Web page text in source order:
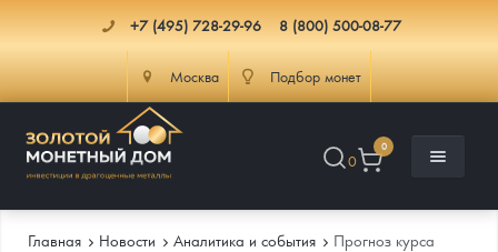
+7 (495) 728-29-96 8 (800) 500-08-77
Москва Подбор монет
0
0
Главная Новости Аналитика и события
Прогноз курса